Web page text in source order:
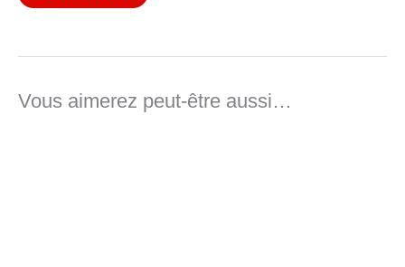
Vous aimerez peut-être aussi…